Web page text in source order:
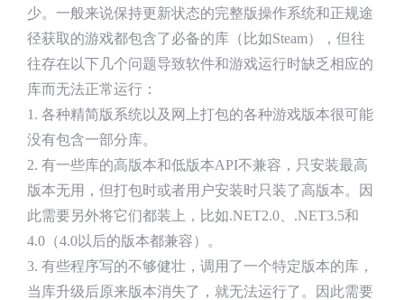
少。一般来说保持更新状态的完整版操作系统和正规途
径获取的游戏都包含了必备的库（比如Steam），但往
往存在以下几个问题导致软件和游戏运行时缺乏相应的
库而无法正常运行：
1. 各种精简版系统以及网上打包的各种游戏版本很可能
没有包含一部分库。
2. 有一些库的高版本和低版本API不兼容，只安装最高
版本无用，但打包时或者用户安装时只装了高版本。因
此需要另外将它们都装上，比如.NET2.0、.NET3.5和
4.0（4.0以后的版本都兼容）。
3. 有些程序写的不够健壮，调用了一个特定版本的库，
当库升级后原来版本消失了，就无法运行了。因此需要